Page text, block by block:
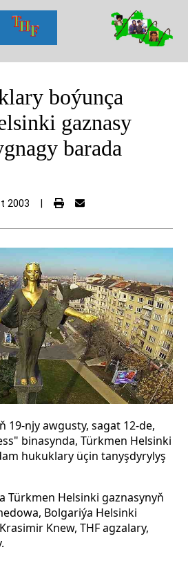
boýunça
gaznasy
barada
2003
19-njy awgusty, sagat 12-de,
binasynda, Türkmen Helsinki
hukuklary üçin tanyşdyrylyş
Türkmen Helsinki gaznasynyň
Bolgariýa Helsinki
Knew, THF agzalary,